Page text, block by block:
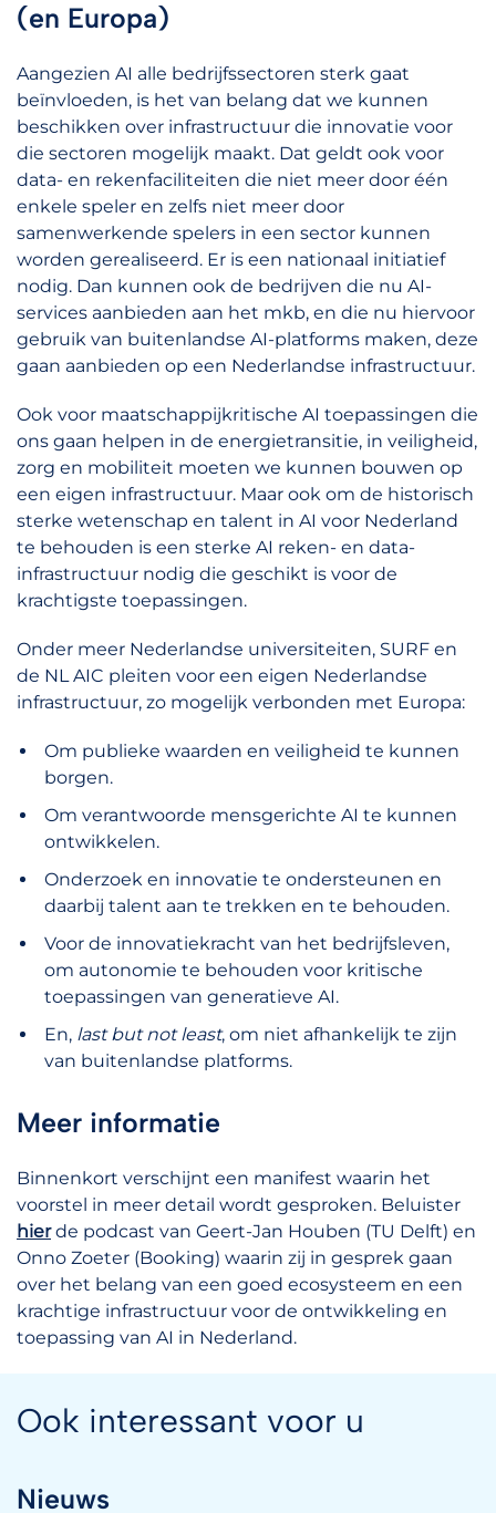
(en Europa)
Aangezien AI alle bedrijfssectoren sterk gaat
beïnvloeden, is het van belang dat we kunnen
beschikken over infrastructuur die innovatie voor
die sectoren mogelijk maakt. Dat geldt ook voor
data- en rekenfaciliteiten die niet meer door één
enkele speler en zelfs niet meer door
samenwerkende spelers in een sector kunnen
worden gerealiseerd. Er is een nationaal initiatief
nodig. Dan kunnen ook de bedrijven die nu AI-
services aanbieden aan het mkb, en die nu hiervoor
gebruik van buitenlandse AI-platforms maken, deze
gaan aanbieden op een Nederlandse infrastructuur.
Ook voor maatschappijkritische AI toepassingen die
ons gaan helpen in de energietransitie, in veiligheid,
zorg en mobiliteit moeten we kunnen bouwen op
een eigen infrastructuur. Maar ook om de historisch
sterke wetenschap en talent in AI voor Nederland
te behouden is een sterke AI reken- en data-
infrastructuur nodig die geschikt is voor de
krachtigste toepassingen.
Onder meer Nederlandse universiteiten, SURF en
de NL AIC pleiten voor een eigen Nederlandse
infrastructuur, zo mogelijk verbonden met Europa:
Om publieke waarden en veiligheid te kunnen
borgen.
Om verantwoorde mensgerichte AI te kunnen
ontwikkelen.
Onderzoek en innovatie te ondersteunen en
daarbij talent aan te trekken en te behouden.
Voor de innovatiekracht van het bedrijfsleven,
om autonomie te behouden voor kritische
toepassingen van generatieve AI.
En, last but not least, om niet afhankelijk te zijn
van buitenlandse platforms.
Meer informatie
Binnenkort verschijnt een manifest waarin het
voorstel in meer detail wordt gesproken. Beluister
hierde podcast van Geert-Jan Houben (TU Delft) en
Onno Zoeter (Booking) waarin zij in gesprek gaan
over het belang van een goed ecosysteem en een
krachtige infrastructuur voor de ontwikkeling en
toepassing van AI in Nederland.
Ook interessant voor u
Nieuws